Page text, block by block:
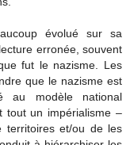
évolué sur sa
erronée, souvent
fut le nazisme. Les
que le nazisme est
au modèle national
tout un impérialisme –
territoires et/ou de les